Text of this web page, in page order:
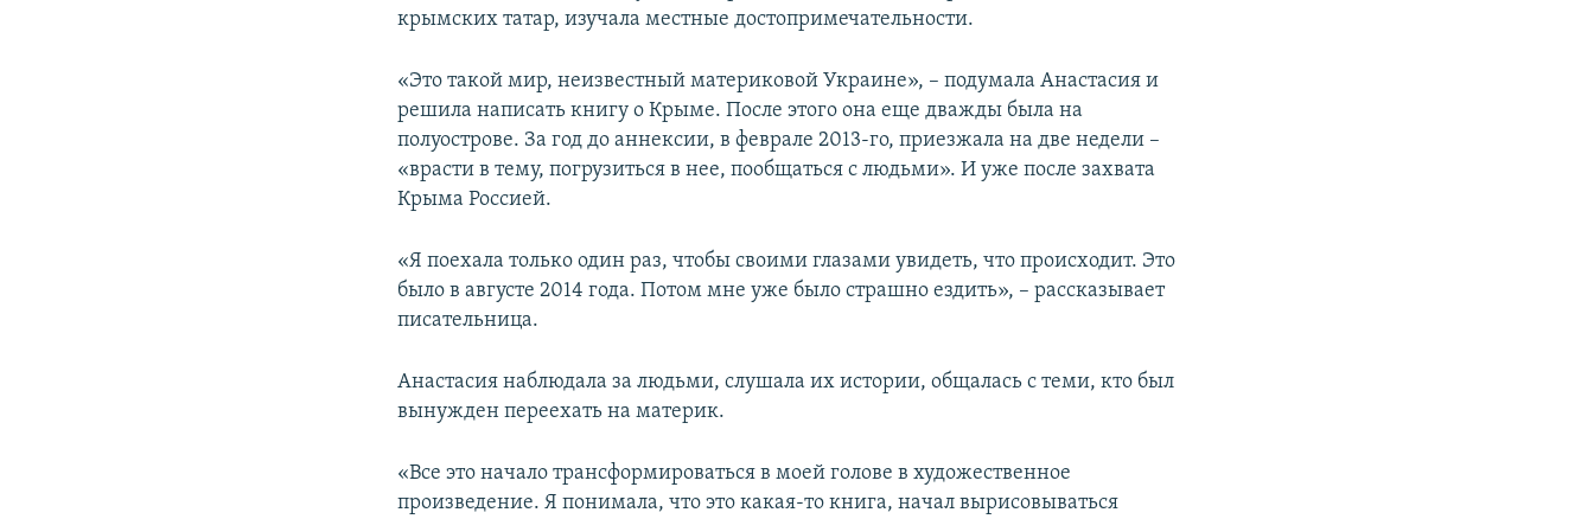
крымских татар, изучала местные достопримечательности.
«Это такой мир, неизвестный материковой Украине», – подумала Анастасия и
решила написать книгу о Крыме. После этого она еще дважды была на
полуострове. За год до аннексии, в феврале 2013-го, приезжала на две недели –
«врасти в тему, погрузиться в нее, пообщаться с людьми». И уже после захвата
Крыма Россией.
«Я поехала только один раз, чтобы своими глазами увидеть, что происходит. Это
было в августе 2014 года. Потом мне уже было страшно ездить», – рассказывает
писательница.
Анастасия наблюдала за людьми, слушала их истории, общалась с теми, кто был
вынужден переехать на материк.
«Все это начало трансформироваться в моей голове в художественное
произведение. Я понимала, что это какая-то книга, начал вырисовываться